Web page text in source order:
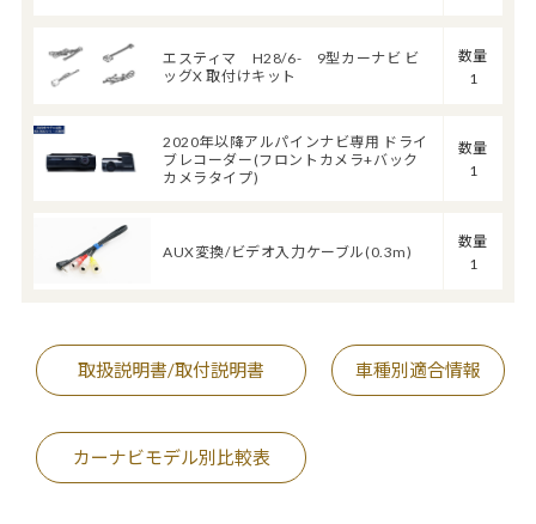
エスティマ H28/6- 9型カーナビ ビ
ッグX 取付けキット
数量
1
2020年以降アルパインナビ専用 ドライ
ブレコーダー(フロントカメラ+バック
カメラタイプ)
数量
1
AUX変換/ビデオ入力ケーブル(0.3m)
数量
1
取扱説明書/取付説明書 車種別適合情報
カーナビモデル別比較表